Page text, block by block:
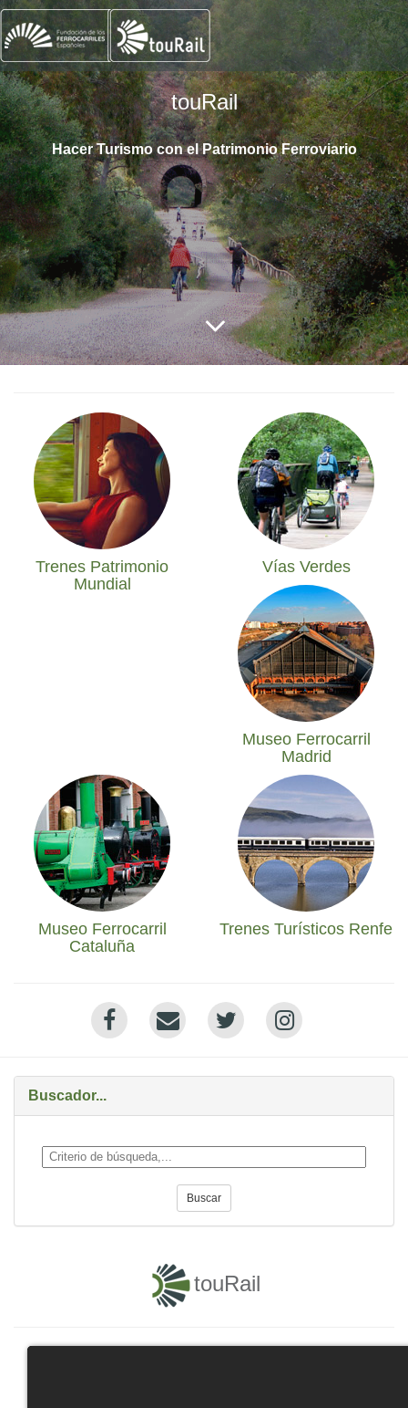
touRail
Hacer Turismo con el Patrimonio Ferroviario
Trenes Patrimonio
Mundial
Vías Verdes
Museo Ferrocarril
Madrid
Museo Ferrocarril
Cataluña
Trenes Turísticos Renfe
Buscador...
Buscar
touRail